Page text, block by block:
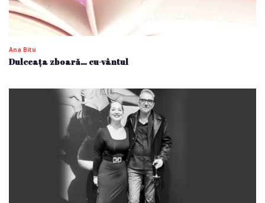
Ana Bitu
Dulceața zboară… cu-vântul